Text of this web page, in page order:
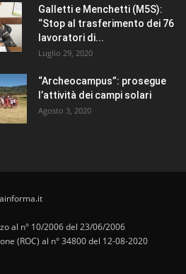
Galletti e Menchetti (M5S):
“Stop al trasferimento dei 76
lavoratori di...
Luglio 29, 2020
“Archeocampus”: prosegue
l’attività dei campi solari
Agosto 3, 2020
al n° 10/2006 del 23/06/2006
(ROC) al n° 34800 del 12-08-2020